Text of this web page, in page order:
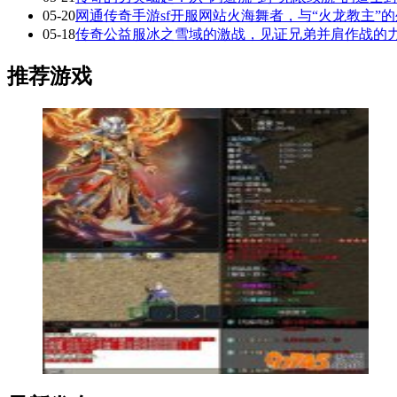
05-20网通传奇手游sf开服网站火海舞者，与“火龙教主”
05-18传奇公益服冰之雪域的激战，见证兄弟并肩作战的
推荐游戏